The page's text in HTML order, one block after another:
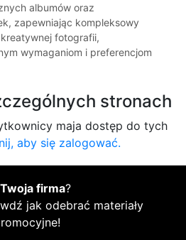
albumów oraz
zapewniając kompleksowy
fotografii,
wymaganiom i preferencjom
stronach
maja dostęp do tych
aby się zalogować.
firma?
jak odebrać materiały